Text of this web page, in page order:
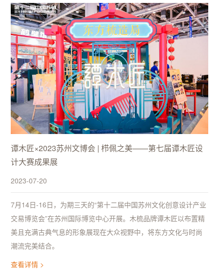
谭木匠×2023苏州文博会 | 栉佩之美——第七届谭木匠设
计大赛成果展
2023-07-20
7月14日-16日，为期三天的“第十二届中国苏州文化创意设计产业
交易博览会”在苏州国际博览中心开展。木梳品牌谭木匠以布置精
美且充满古典气息的形象展现在大众视野中，将东方文化与时尚
潮流完美结合。
查看详情 >